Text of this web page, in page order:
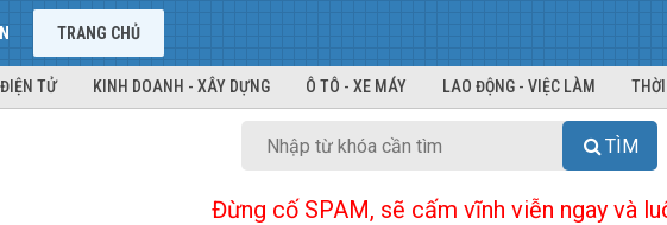
TRANG CHỦ
TỬ KINH DOANH - XÂY DỰNG Ô TÔ - XE MÁY LAO ĐỘNG - VIỆC LÀM
TÌM
Đừng cố SPAM, sẽ cấm vĩnh viễn ngay và